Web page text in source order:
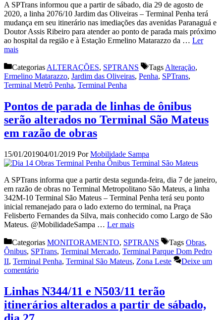
A SPTrans informou que a partir de sábado, dia 29 de agosto de
2020, a linha 2076/10 Jardim das Oliveiras – Terminal Penha terá
mudança em seu itinerário nas imediações das avenidas Paranaguá e
Doutor Assis Ribeiro para atender ao ponto de parada mais próximo
ao hospital da região e à Estação Ermelino Matarazzo da … Ler
mais
Categorias ALTERAÇÕES, SPTRANS Tags Alteração,
Ermelino Matarazzo, Jardim das Oliveiras, Penha, SPTrans,
Terminal Metrô Penha, Terminal Penha
Pontos de parada de linhas de ônibus
serão alterados no Terminal São Mateus
em razão de obras
15/01/201904/01/2019 PorMobilidade Sampa
A SPTrans informa que a partir desta segunda-feira, dia 7 de janeiro,
em razão de obras no Terminal Metropolitano São Mateus, a linha
342M-10 Terminal São Mateus – Terminal Penha terá seu ponto
inicial remanejado para o lado externo do terminal, na Praça
Felisberto Fernandes da Silva, mais conhecido como Largo de São
Mateus. @MobilidadeSampa … Ler mais
Categorias MONITORAMENTO, SPTRANS Tags Obras,
Ônibus, SPTrans, Terminal Mercado, Terminal Parque Dom Pedro
II, Terminal Penha, Terminal São Mateus, Zona Leste
Deixe um
comentário
Linhas N344/11 e N503/11 terão
itinerários alterados a partir de sábado,